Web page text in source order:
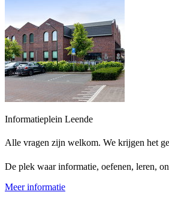
Informatieplein Leende
Alle vragen zijn welkom. We krijgen het
De plek waar informatie, oefenen, leren,
Meer informatie